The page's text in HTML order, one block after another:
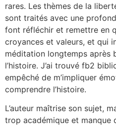
rares. Les thèmes de la
sont traités avec une
font réfléchir et remettre en
croyances et valeurs, et qui
méditation longtemps après
l’histoire. J’ai trouvé fb2
empêché de m’impliquer
comprendre l’histoire.
L’auteur maîtrise son sujet,
trop académique et manque